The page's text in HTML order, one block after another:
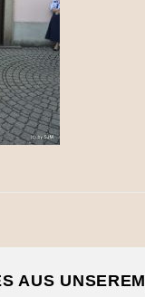
AUS UNSEREM